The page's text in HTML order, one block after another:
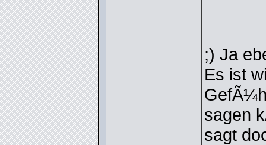
;) Ja
Es ist
sagen
sagt